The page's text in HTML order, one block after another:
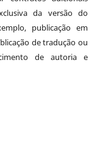
da versão do
publicação em
de tradução ou
de autoria e